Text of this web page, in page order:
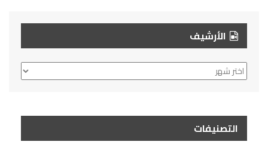
الأرشيف
الأرشيف
التصنيفات